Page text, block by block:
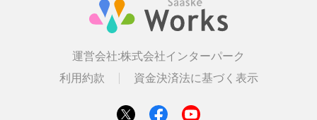
運営会社:株式会社インターパーク
利用約款
資金決済法に基づく表示